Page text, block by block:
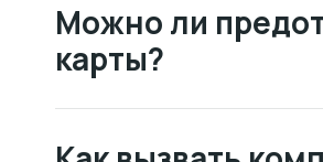
Можно ли
карты?